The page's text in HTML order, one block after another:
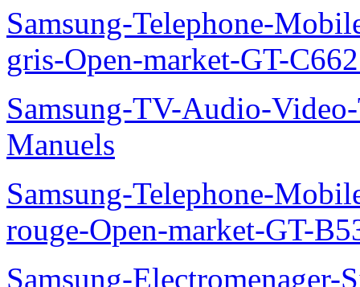
Samsung-Telephone-
gris-Open-market-GT-
Samsung-TV-Audio-
Manuels
Samsung-Telephone-
rouge-Open-market-GT-
Samsung-